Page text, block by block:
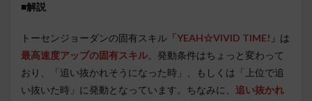
■解説
トーセンジョーダンの固有スキル 「YEAH☆VIVID TIME!」 は
最高速度アップの固有スキル。発動条件はちょっと変わって
おり、「追い抜かれそうになった時」、もしくは「上位で追
い抜いた時」に発動となっています。ちなみに、 追い抜かれ